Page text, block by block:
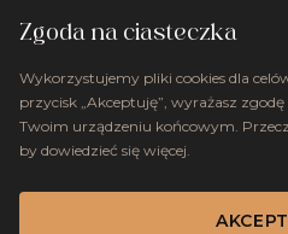
Zgoda na ciasteczka
Wykorzystujemy pliki cookies dla
przycisk „Akceptuję”, wyrażasz
Twoim urządzeniu końcowym.
by dowiedzieć się więcej.